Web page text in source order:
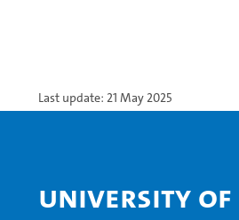
Last update: 21 May 2025
University of